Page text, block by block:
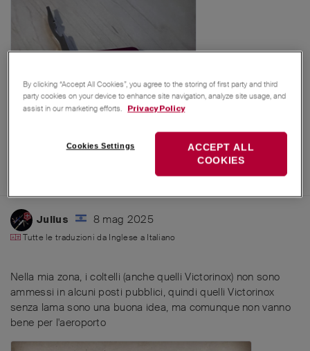
Rispondi
Zweck_Lose5altri
Julius 8 mag 2025
Tutte le traduzioni da Inglese a Italiano
Nella mia zona, i coltelli (anche quelli Victorinox) non sono
ammessi in alcuni posti pubblici, quindi quelli Victorinox
senza lama sono una buona idea, ma comunque non vanno
bene per l'aeroporto
By clicking “Accept All Cookies”, you agree to the storing of first party and third
party cookies on your device to enhance site navigation, analyze site usage, and
assist in our marketing efforts.
Privacy Policy
Cookies Settings
ACCEPT ALL
COOKIES